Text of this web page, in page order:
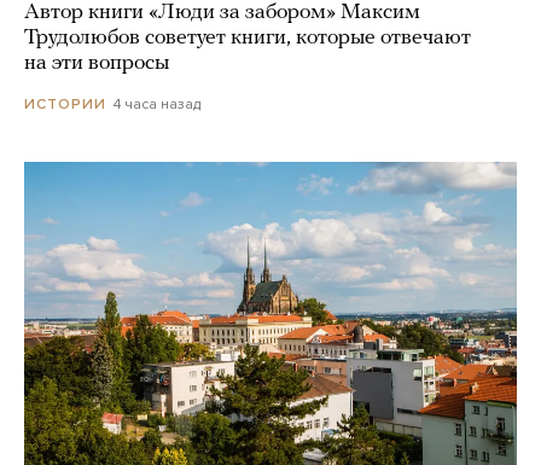
Автор книги «Люди за забором» Максим
Трудолюбов советует книги, которые отвечают
на эти вопросы
ИСТОРИИ 4 часа назад